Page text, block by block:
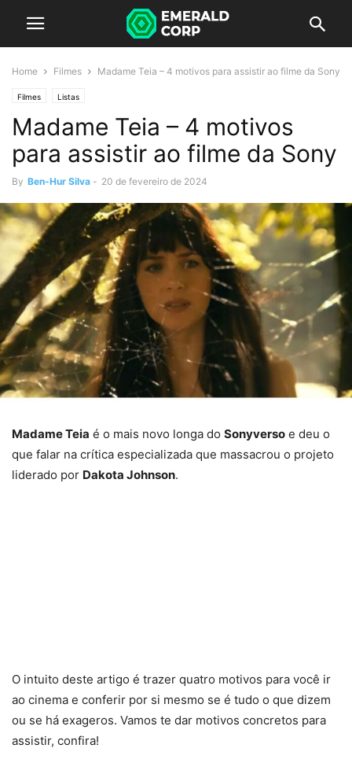
Home Filmes Madame Teia – 4 motivos para assistir ao filme da Sony
Filmes Listas
Madame Teia – 4 motivos
para assistir ao filme da Sony
By Ben-Hur Silva - 20 de fevereiro de 2024
Madame Teia é o mais novo longa do Sonyverso e deu o
que falar na crítica especializada que massacrou o projeto
liderado por Dakota Johnson.
O intuito deste artigo é trazer quatro motivos para você ir
ao cinema e conferir por si mesmo se é tudo o que dizem
ou se há exageros. Vamos te dar motivos concretos para
assistir, confira!